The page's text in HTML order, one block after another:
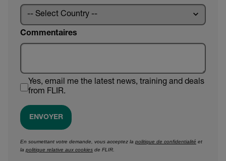
Commentaires
Yes, email me the latest news, training and deals
from FLIR.
ENVOYER
En soumettant votre demande, vous acceptez la politique de confidentialité et
la politique relative aux cookies de FLIR.